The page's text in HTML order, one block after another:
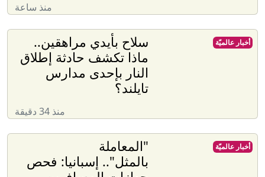
منذ ساعة
سلاح بأيدي مراهقين..
ماذا تكشف حادثة إطلاق
النار بإحدى مدارس
تايلند؟
منذ 34 دقيقة
أخبار عالميّة
"المعاملة
بالمثل".. إسبانيا: فحص
أخبار عالميّة